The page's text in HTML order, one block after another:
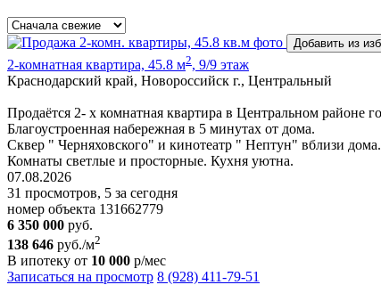
Добавить из
2-комнатная квартира, 45.8 м2, 9/9 этаж
Краснодарский край, Новороссийск г., Центральный
Продаётся 2- х комнатная квартира в Центральном районе
Благоустроенная набережная в 5 минутах от дома.
Сквер " Черняховского" и кинотеатр " Нептун" вблизи дома.
Комнаты светлые и просторные. Кухня уютна.
07.08.2026
31 просмотров, 5 за сегодня
номер объекта 131662779
6 350 000 руб.
138 646 руб./м2
В ипотеку от 10 000 р/мес
Записаться на просмотр 8 (928) 411-79-51